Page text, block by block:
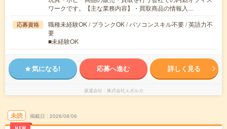
ワークです。【主な業務内容】・買取商品の情報入…
応募資格
職種未経験OK / ブランクOK / パソコンスキル不要 / 英語力不
要
■未経験OK
気になる! 応募へ進む 詳しく見る
派遣会社 株式会社エボルカ
未読 掲載日 2026/08/06